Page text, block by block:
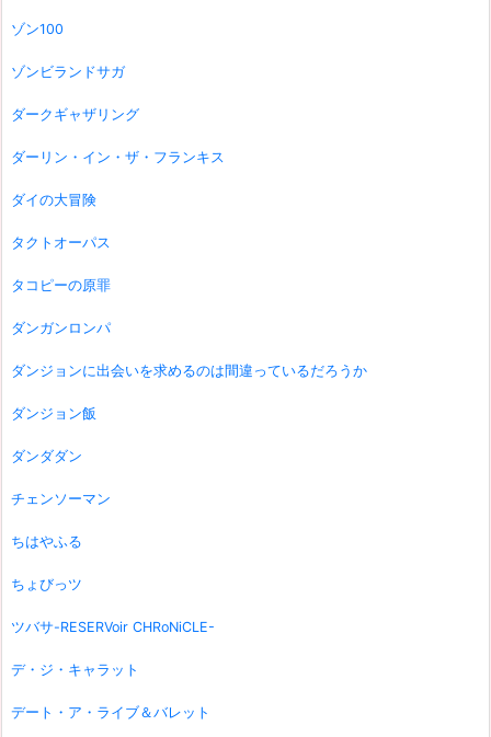
ゾン100
ゾンビランドサガ
ダークギャザリング
ダーリン・イン・ザ・フランキス
ダイの大冒険
タクトオーパス
タコピーの原罪
ダンガンロンパ
ダンジョンに出会いを求めるのは間違っているだろうか
ダンジョン飯
ダンダダン
チェンソーマン
ちはやふる
ちょびっツ
ツバサ-RESERVoir CHRoNiCLE-
デ・ジ・キャラット
デート・ア・ライブ＆バレット